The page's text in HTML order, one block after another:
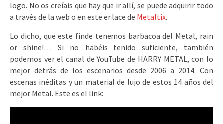
logo. No os creíais que hay que ir allí, se puede adquirir todo
a través de la web o en este enlace de Metaltix.
Lo dicho, que este finde tenemos barbacoa del Metal, rain
or shine!… Si no habéis tenido suficiente, también
podemos ver el canal de YouTube de HARRY METAL, con lo
mejor detrás de los escenarios desde 2006 a 2014. Con
escenas inéditas y un material de lujo de estos 14 años del
mejor Metal. Este es el link: